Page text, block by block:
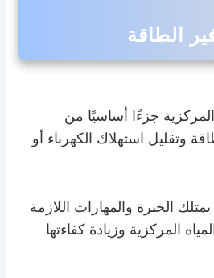
الطاقة
جزءًا أساسيًا من
وتقليل استهلاك الكهرباء أو
الخبرة والمهارات اللازمة
المركزية وزيادة كفاءتها